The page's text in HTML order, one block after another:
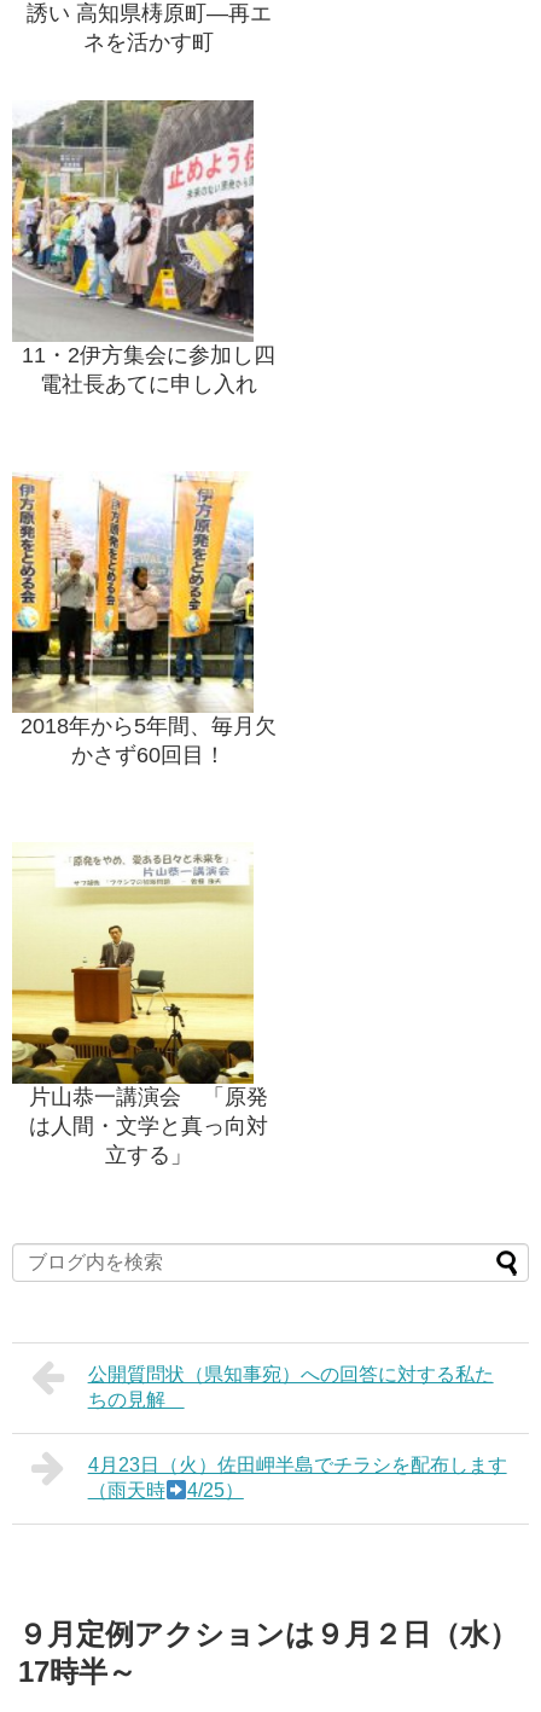
誘い 高知県梼原町―再エ
ネを活かす町
11・2伊方集会に参加し四
電社長あてに申し入れ
2018年から5年間、毎月欠
かさず60回目！
片山恭一講演会 「原発
は人間・文学と真っ向対
立する」
公開質問状（県知事宛）への回答に対する私た
ちの見解
4月23日（火）佐田岬半島でチラシを配布します
（雨天時
4/25）
９月定例アクションは９月２日（水）
17時半～